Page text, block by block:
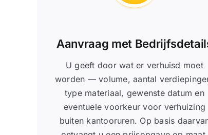
Aanvraag met
U geeft door wat er verhuisd moet
worden — volume, aantal
type materiaal, gewenste datum en
eventuele voorkeur voor verhuizing
buiten kantooruren. Op basis